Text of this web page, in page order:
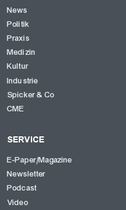
News
Politik
Praxis
Medizin
Kultur
Industrie
Spicker & Co
CME
SERVICE
E-Paper/Magazine
Newsletter
Podcast
Video